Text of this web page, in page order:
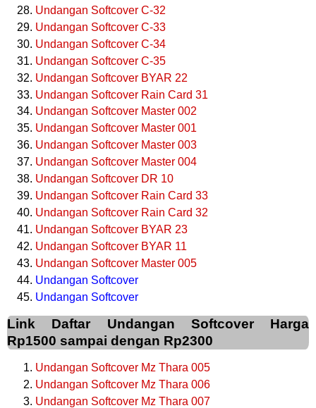
Undangan Softcover C-32
Undangan Softcover C-33
Undangan Softcover C-34
Undangan Softcover C-35
Undangan Softcover BYAR 22
Undangan Softcover Rain Card 31
Undangan Softcover Master 002
Undangan Softcover Master 001
Undangan Softcover Master 003
Undangan Softcover Master 004
Undangan Softcover DR 10
Undangan Softcover Rain Card 33
Undangan Softcover Rain Card 32
Undangan Softcover BYAR 23
Undangan Softcover BYAR 11
Undangan Softcover Master 005
Undangan Softcover
Undangan Softcover
Link Daftar Undangan Softcover Harga
Rp1500 sampai dengan Rp2300
Undangan Softcover Mz Thara 005
Undangan Softcover Mz Thara 006
Undangan Softcover Mz Thara 007